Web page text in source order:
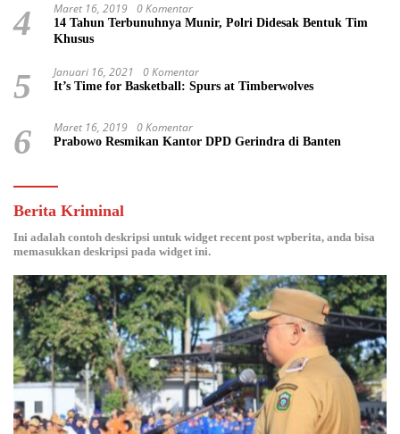
4 Maret 16, 2019 0 Komentar
14 Tahun Terbunuhnya Munir, Polri Didesak Bentuk Tim
Khusus
5 Januari 16, 2021 0 Komentar
It’s Time for Basketball: Spurs at Timberwolves
6 Maret 16, 2019 0 Komentar
Prabowo Resmikan Kantor DPD Gerindra di Banten
Berita Kriminal
Ini adalah contoh deskripsi untuk widget recent post wpberita, anda bisa
memasukkan deskripsi pada widget ini.